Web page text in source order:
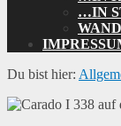
…IN
Du bist hier: